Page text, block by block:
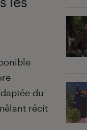
du
récit